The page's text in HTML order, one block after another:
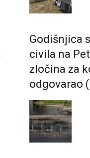
Godišnjica
civila na
zločina za
odgovarao